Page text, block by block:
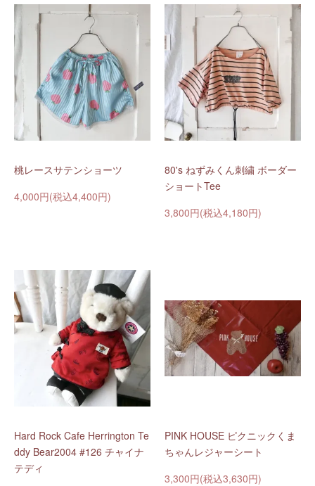
桃レースサテンショーツ
4,000円(税込4,400円)
80's ねずみくん刺繍 ボーダー
ショートTee
3,800円(税込4,180円)
Hard Rock Cafe Herrington Te
ddy Bear2004 #126 チャイナ
テディ
PINK HOUSE ピクニックくま
ちゃんレジャーシート
3,300円(税込3,630円)